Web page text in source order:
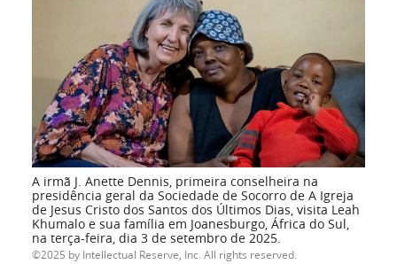
A irmã J. Anette Dennis, primeira conselheira na
presidência geral da Sociedade de Socorro de A Igreja
de Jesus Cristo dos Santos dos Últimos Dias, visita Leah
Khumalo e sua família em Joanesburgo, África do Sul,
na terça-feira, dia 3 de setembro de 2025.
2025 by Intellectual Reserve, Inc. All rights reserved.